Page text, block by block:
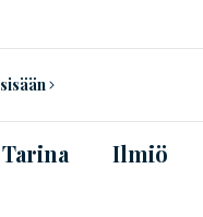
Tarina Ilmiö